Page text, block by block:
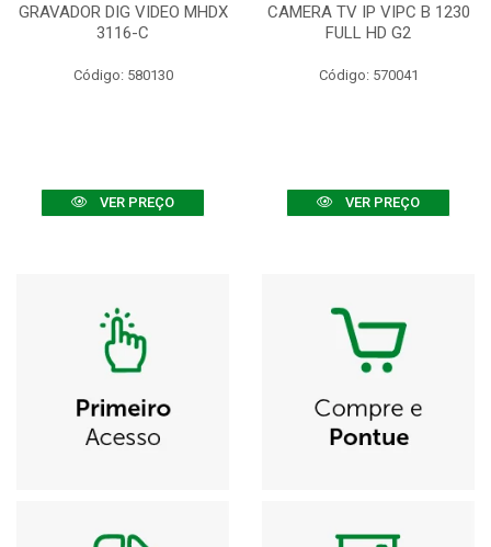
GRAVADOR DIG VIDEO MHDX
3116-C
Código: 580130
VER PREÇO
CAMERA TV IP VIPC B 1230
FULL HD G2
Código: 570041
VER PREÇO